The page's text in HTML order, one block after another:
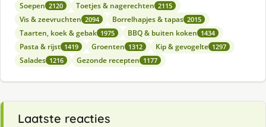
Soepen 2120 Toetjes & nagerechten 2115
Vis & zeevruchten 2094 Borrelhapjes & tapas 2015
Taarten, koek & gebak 1975 BBQ & buiten koken 1434
Pasta & rijst 1419 Groenten 1312 Kip & gevogelte 1297
Salades 1216 Gezonde recepten 1177
Laatste reacties